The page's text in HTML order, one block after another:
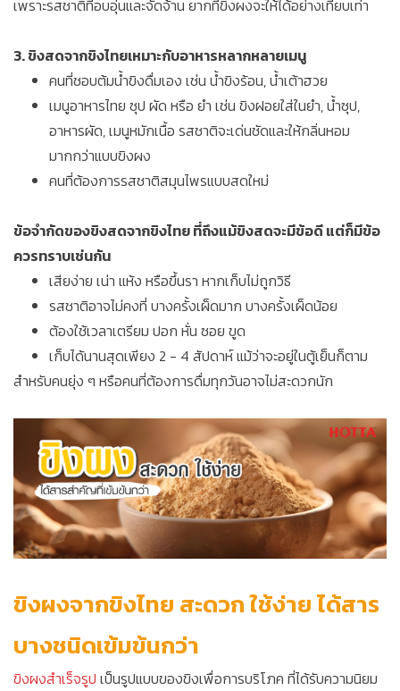
เพราะรสชาติที่อบอุ่นและจัดจ้าน ยากที่ขิงผงจะให้ได้อย่างเทียบเท่า
3. ขิงสดจากขิงไทยเหมาะกับอาหารหลากหลายเมนู
คนที่ชอบต้มน้ำขิงดื่มเอง เช่น น้ำขิงร้อน, น้ำเต้าฮวย
เมนูอาหารไทย ซุป ผัด หรือ ยำ เช่น ขิงฝอยใส่ในยำ, น้ำซุป,
อาหารผัด, เมนูหมักเนื้อ รสชาติจะเด่นชัดและให้กลิ่นหอม
มากกว่าแบบขิงผง
คนที่ต้องการรสชาติสมุนไพรแบบสดใหม่
ข้อจำกัดของขิงสดจากขิงไทย ที่ถึงแม้ขิงสดจะมีข้อดี แต่ก็มีข้อ
ควรทราบเช่นกัน
เสียง่าย เน่า แห้ง หรือขึ้นรา หากเก็บไม่ถูกวิธี
รสชาติอาจไม่คงที่ บางครั้งเผ็ดมาก บางครั้งเผ็ดน้อย
ต้องใช้เวลาเตรียม ปอก หั่น ซอย ขูด
เก็บได้นานสุดเพียง 2 - 4 สัปดาห์ แม้ว่าจะอยู่ในตู้เย็นก็ตาม
สำหรับคนยุ่ง ๆ หรือคนที่ต้องการดื่มทุกวันอาจไม่สะดวกนัก
ขิงผงจากขิงไทย สะดวก ใช้ง่าย ได้สาร
บางชนิดเข้มข้นกว่า
ขิงผงสำเร็จรูป เป็นรูปแบบของขิงเพื่อการบริโภค ที่ได้รับความนิยม